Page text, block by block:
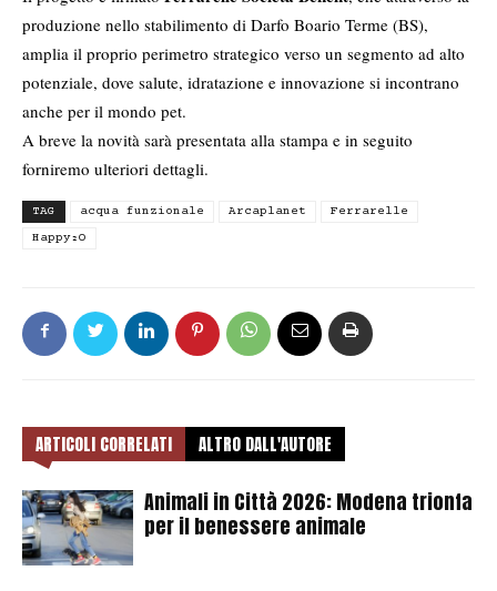
produzione nello stabilimento di Darfo Boario Terme (BS),
amplia il proprio perimetro strategico verso un segmento ad alto
potenziale, dove salute, idratazione e innovazione si incontrano
anche per il mondo pet.
A breve la novità sarà presentata alla stampa e in seguito
forniremo ulteriori dettagli.
TAG acqua funzionale Arcaplanet
Ferrarelle
Happy₂O
ARTICOLI CORRELATI ALTRO DALL'AUTORE
Animali in Città 2026: Modena trionfa
per il benessere animale